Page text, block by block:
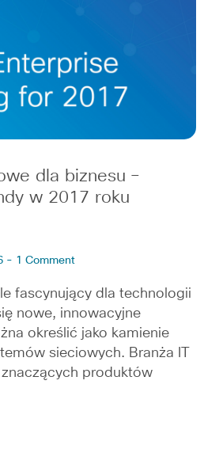
dla biznesu –
w 2017 roku
- 1 Comment
fascynujący dla technologii
nowe, innowacyjne
określić jako kamienie
sieciowych. Branża IT
produktów